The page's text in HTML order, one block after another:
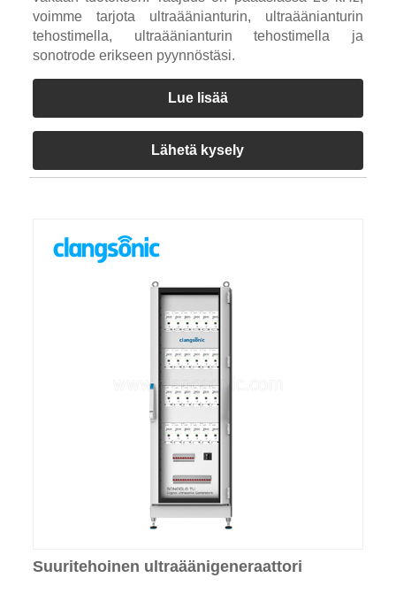
voimme tarjota ultraäänianturin, ultraäänianturin
tehostimella, ultraäänianturin tehostimella ja
sonotrode erikseen pyynnöstäsi.
Lue lisää
Lähetä kysely
Suuritehoinen ultraäänigeneraattori